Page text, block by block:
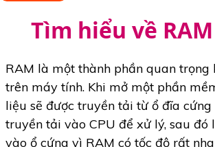
Tìm hiểu về RAM
RAM là một thành phần quan trọng
trên máy tính. Khi mở một phần
liệu sẽ được truyền tải từ ổ đĩa
truyền tải vào CPU để xử lý, sau đó
vào ổ cứng vì RAM có tốc độ rất